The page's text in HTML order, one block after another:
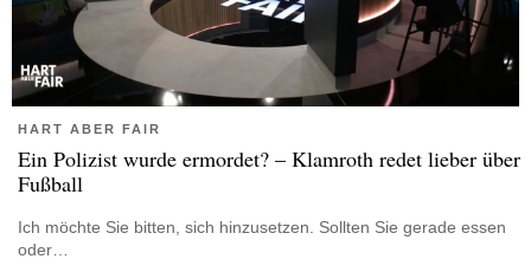
HART ABER FAIR
Ein Polizist wurde ermordet? – Klamroth redet lieber über
Fußball
Ich möchte Sie bitten, sich hinzusetzen. Sollten Sie gerade essen
oder…